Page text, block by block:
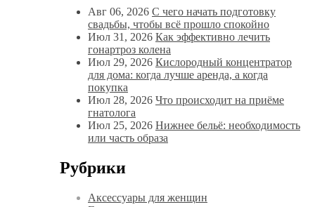
Авг 06, 2026 С чего начать подготовку
свадьбы, чтобы всё прошло спокойно
Июл 31, 2026 Как эффективно лечить
гонартроз колена
Июл 29, 2026 Кислородный концентратор
для дома: когда лучше аренда, а когда
покупка
Июл 28, 2026 Что происходит на приёме
гнатолога
Июл 25, 2026 Нижнее бельё: необходимость
или часть образа
Рубрики
Аксессуары для женщин